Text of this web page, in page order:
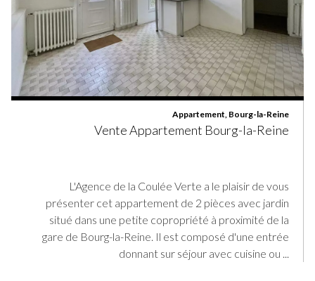
Appartement, Bourg-la-Reine
Vente Appartement Bourg-la-Reine
L'Agence de la Coulée Verte a le plaisir de vous
présenter cet appartement de 2 pièces avec jardin
situé dans une petite copropriété à proximité de la
gare de Bourg-la-Reine. Il est composé d'une entrée
donnant sur séjour avec cuisine ou ...